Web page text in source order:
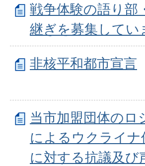
戦争体験の語り部
継ぎを募集してい
非核平和都市宣言
当市加盟団体のロ
によるウクライナ
に対する抗議及び